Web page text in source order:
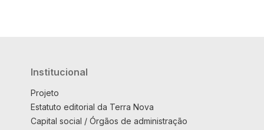
Institucional
Projeto
Estatuto editorial da Terra Nova
Capital social / Órgãos de administração